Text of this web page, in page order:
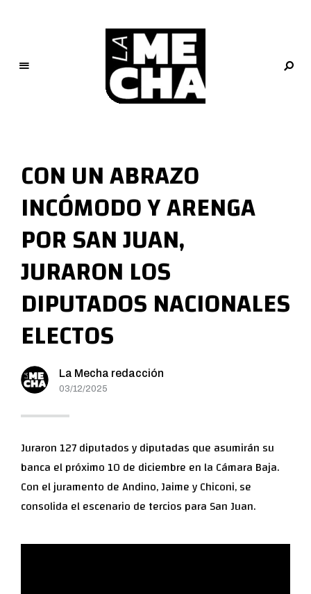
M
e
c
h
a
PERIODISMO DIGITAL
CON UN ABRAZO
INCÓMODO Y ARENGA
POR SAN JUAN,
JURARON LOS
DIPUTADOS NACIONALES
ELECTOS
La Mecha redacción
03/12/2025
Juraron 127 diputados y diputadas que asumirán su
banca el próximo 10 de diciembre en la Cámara Baja.
Con el juramento de Andino, Jaime y Chiconi, se
consolida el escenario de tercios para San Juan.